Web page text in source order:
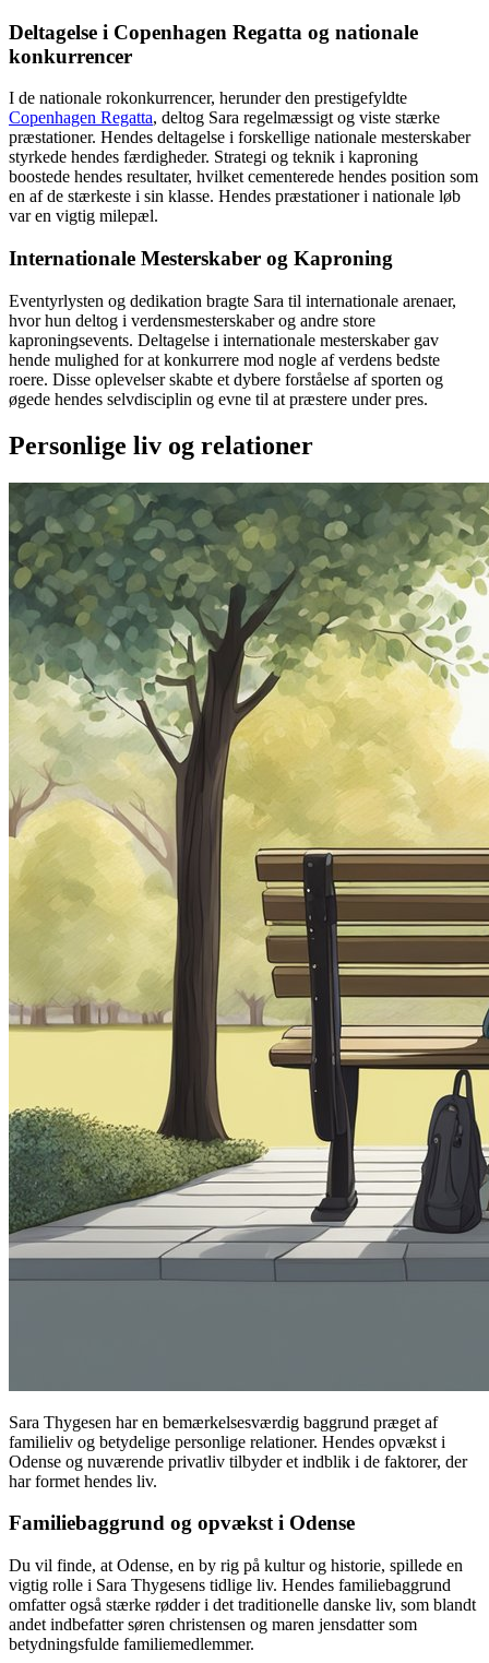
Deltagelse i Copenhagen Regatta og nationale
konkurrencer
I de nationale rokonkurrencer, herunder den prestigefyldte
Copenhagen Regatta, deltog Sara regelmæssigt og viste stærke
præstationer. Hendes deltagelse i forskellige nationale mesterskaber
styrkede hendes færdigheder. Strategi og teknik i kaproning
boostede hendes resultater, hvilket cementerede hendes position som
en af de stærkeste i sin klasse. Hendes præstationer i nationale løb
var en vigtig milepæl.
Internationale Mesterskaber og Kaproning
Eventyrlysten og dedikation bragte Sara til internationale arenaer,
hvor hun deltog i verdensmesterskaber og andre store
kaproningsevents. Deltagelse i internationale mesterskaber gav
hende mulighed for at konkurrere mod nogle af verdens bedste
roere. Disse oplevelser skabte et dybere forståelse af sporten og
øgede hendes selvdisciplin og evne til at præstere under pres.
Personlige liv og relationer
Sara Thygesen har en bemærkelsesværdig baggrund præget af
familieliv og betydelige personlige relationer. Hendes opvækst i
Odense og nuværende privatliv tilbyder et indblik i de faktorer, der
har formet hendes liv.
Familiebaggrund og opvækst i Odense
Du vil finde, at Odense, en by rig på kultur og historie, spillede en
vigtig rolle i Sara Thygesens tidlige liv. Hendes familiebaggrund
omfatter også stærke rødder i det traditionelle danske liv, som blandt
andet indbefatter søren christensen og maren jensdatter som
betydningsfulde familiemedlemmer.